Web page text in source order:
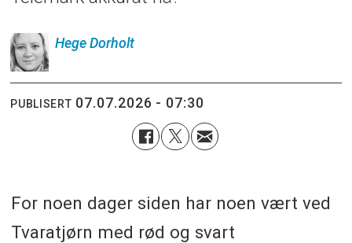
Hege Dorholt
PUBLISERT 07.07.2026 - 07:30
For noen dager siden har noen vært ved
Tvaratjørn med rød og svart